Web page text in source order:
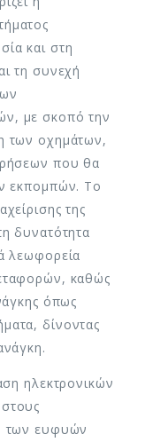
και στη
τη συνεχή
με σκοπό την
των οχημάτων,
που θα
εκπομπών. Το
της
δυνατότητα
λεωφορεία
καθώς
όπως
δίνοντας
ηλεκτρονικών
των ευφυών